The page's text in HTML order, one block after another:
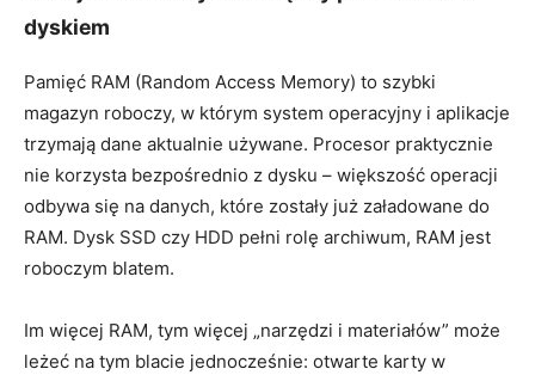
dyskiem
Pamięć RAM (Random Access Memory) to szybki
magazyn roboczy, w którym system operacyjny i aplikacje
trzymają dane aktualnie używane. Procesor praktycznie
nie korzysta bezpośrednio z dysku – większość operacji
odbywa się na danych, które zostały już załadowane do
RAM. Dysk SSD czy HDD pełni rolę archiwum, RAM jest
roboczym blatem.
Im więcej RAM, tym więcej „narzędzi i materiałów” może
leżeć na tym blacie jednocześnie: otwarte karty w